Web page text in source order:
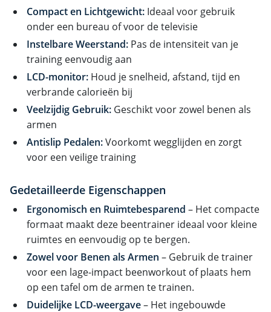
Compact en Lichtgewicht: Ideaal voor gebruik
onder een bureau of voor de televisie
Instelbare Weerstand: Pas de intensiteit van je
training eenvoudig aan
LCD-monitor: Houd je snelheid, afstand, tijd en
verbrande calorieën bij
Veelzijdig Gebruik: Geschikt voor zowel benen als
armen
Antislip Pedalen:Voorkomt wegglijden en zorgt
voor een veilige training
Gedetailleerde Eigenschappen
Ergonomisch en Ruimtebesparend – Het compacte
formaat maakt deze beentrainer ideaal voor kleine
ruimtes en eenvoudig op te bergen.
Zowel voor Benen als Armen – Gebruik de trainer
voor een lage-impact beenworkout of plaats hem
op een tafel om de armen te trainen.
Duidelijke LCD-weergave– Het ingebouwde